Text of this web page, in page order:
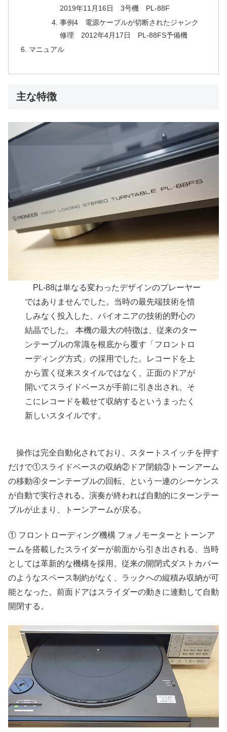
2019年11月16日 3号機 PL-88F
事例4 電源ケーブルが切断されたジャンク
修理 2012年4月17日 PL-88FS予備機
マニュアル
主な特徴
PL-88は単なる変わったデザインのプレーヤー
ではありませんでした。当時の最先端技術を惜
しみなく投入した、パイオニアの技術的野心の
結晶でした。 本機の最大の特徴は、従来のター
ンテーブルの常識を根底から覆す「フロントロ
ーディング方式」の採用でした。レコードを上
から置く従来スタイルではなく、正面のドアが
開いてスライドベースが手前に引き出され、そ
こにレコードを載せて収納するというまったく
新しいスタイルです。
操作は完全自動化されており、スタートスイッチを押す
だけで①スライドベースの収納②ドア閉鎖③トーンアーム
の移動④ターンテーブルの回転、という一連のシーケンス
が自動で実行される。演奏が終われば自動的にターンテー
ブルが止まり、トーンアームが戻る。
① フロントローディング機構 フォノモーターとトーンア
ームを搭載したスライダーが前面から引き出される、当時
としては革新的な機構を採用。従来の開閉式ダストカバー
のようなスペース制約がなく、ラックへの縦積み収納が可
能となった。前面ドアはスライダーの動きに連動して自動
開閉する。